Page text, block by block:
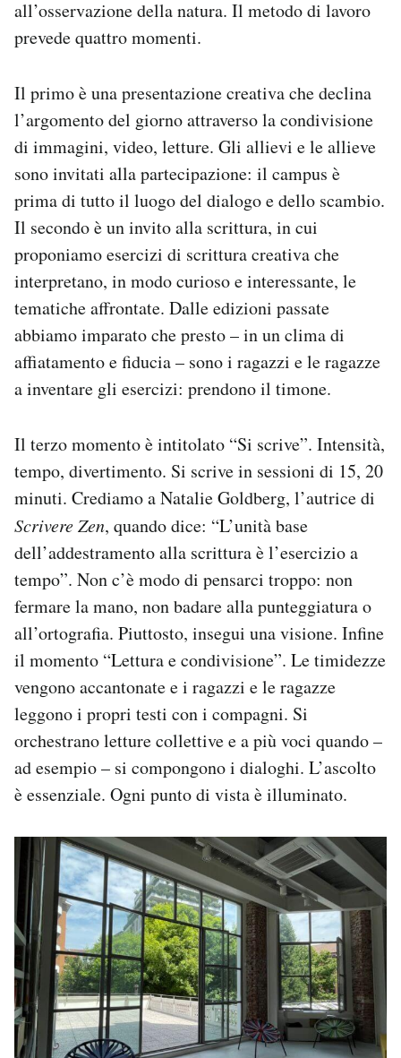
all’osservazione della natura. Il metodo di lavoro
prevede quattro momenti.
Il primo è una presentazione creativa che declina
l’argomento del giorno attraverso la condivisione
di immagini, video, letture. Gli allievi e le allieve
sono invitati alla partecipazione: il campus è
prima di tutto il luogo del dialogo e dello scambio.
Il secondo è un invito alla scrittura, in cui
proponiamo esercizi di scrittura creativa che
interpretano, in modo curioso e interessante, le
tematiche affrontate. Dalle edizioni passate
abbiamo imparato che presto – in un clima di
affiatamento e fiducia – sono i ragazzi e le ragazze
a inventare gli esercizi: prendono il timone.
Il terzo momento è intitolato “Si scrive”. Intensità,
tempo, divertimento. Si scrive in sessioni di 15, 20
minuti. Crediamo a Natalie Goldberg, l’autrice di
Scrivere Zen, quando dice: “L’unità base
dell’addestramento alla scrittura è l’esercizio a
tempo”. Non c’è modo di pensarci troppo: non
fermare la mano, non badare alla punteggiatura o
all’ortografia. Piuttosto, insegui una visione. Infine
il momento “Lettura e condivisione”. Le timidezze
vengono accantonate e i ragazzi e le ragazze
leggono i propri testi con i compagni. Si
orchestrano letture collettive e a più voci quando –
ad esempio – si compongono i dialoghi. L’ascolto
è essenziale. Ogni punto di vista è illuminato.